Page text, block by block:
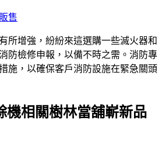
售
所增強，紛紛來這選購一些滅火器和
防檢修申報，以備不時之需。消防專
施，以確保客戶消防設施在緊急關頭
機相關樹林當舖嶄新品